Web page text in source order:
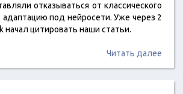
отказываться от классического
адаптацию под нейросети. Уже через 2
начал цитировать наши статьи.
Читать далее